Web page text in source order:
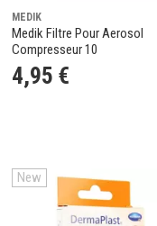
MEDIK
Medik Filtre Pour Aerosol
Compresseur 10
4,95 €
New